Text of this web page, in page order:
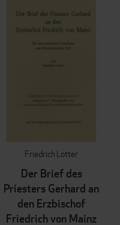
Friedrich Lotter
Der Brief des
Priesters Gerhard an
den Erzbischof
Friedrich von Mainz